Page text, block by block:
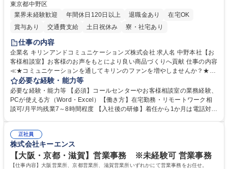
東京都中野区
業界未経験歓迎
年間休日120日以上 退職金あり
在宅OK
賞与あり
交通費支給 土日祝休み 寮・社宅あり
仕事の内容
企業名 キリンアンドコミュニケーションズ株式会社 求人名 中野本社【お
客様相談室】お客様のお声をもとにより良い商品づくりへ貢献 仕事の内容
≪★コミュニケーションを通してキリンのファンを増やしませんか？★≫
お客様のお声をより良い商品づくりに活かしていく上で、窓口となるお客
様相談室でのお仕事です。 日々お客様からいただくキリングループへのご
意見を、企業活動に活かしています。お客様からの声に迅速かつ誠意をも
って対応、情報提供するとともにグループ内活動に反映しています。 【具
平均100件前後■メール・手紙：同上40件前後 募集職種 中野本社【お客様
相談室】お客様のお声をもとにより良い商品づくりへ貢献
必要な経験・能力等
必要な経験・能力等 【必須】コールセンターやお客様相談室の業務経験、
PCが使える方（Word・Excel）【働き方】在宅勤務・リモートワーク相
談可/月平均残業7～8時間程度 【入社後の研修】着任から1か月は電話対応
すのでご安心ください。 【当社について】キリングループの広報機能を担
う会社として、お客様との出会いを大切にし、磨き上げたホスピタリティ
を込めてコミュニケーションをとりながら広報関連業務を行っておりま
す。 学歴・資格 学歴：大学院 大学 高専 短大 専修学校 高校 語学力： 資
正社員
株式会社キーエンス
【大阪・京都・滋賀】営業事務 ※未経験可 営業事務
【仕事内容】大阪営業所、京都営業所、滋賀営業所いずれかにて営業事務をお任せ。